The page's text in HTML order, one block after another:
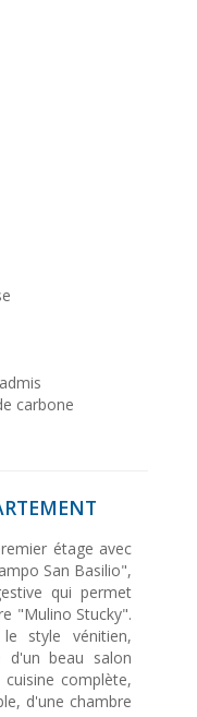
carbone
étage avec
San Basilio",
qui permet
"Mulino Stucky".
style vénitien,
d'un beau salon
complète,
d'une chambre